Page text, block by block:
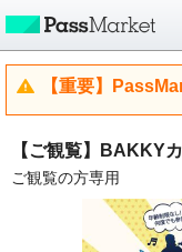
【重要】
【ご観覧】BAKKY
ご観覧の方専用